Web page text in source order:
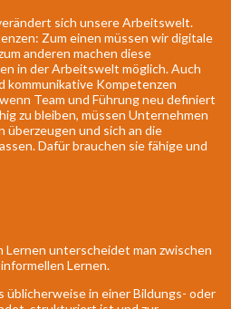
sich unsere Arbeitswelt.
Zum einen müssen wir digitale
anderen machen diese
in der Arbeitswelt möglich. Auch
kommunikative Kompetenzen
Team und Führung neu definiert
zu bleiben, müssen Unternehmen
und sich an die
Dafür brauchen sie fähige und
Lernen unterscheidet man zwischen
Lernen.
üblicherweise in einer Bildungs- oder